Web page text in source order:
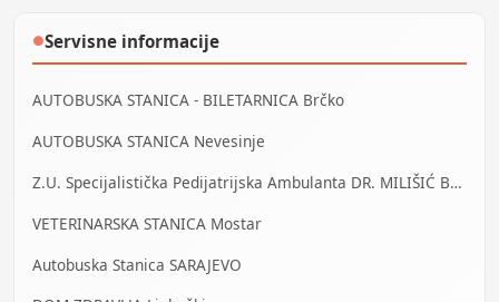
●Servisne informacije
AUTOBUSKA STANICA - BILETARNICA Brčko
AUTOBUSKA STANICA Nevesinje
Z.U. Specijalistička Pedijatrijska Ambulanta DR. MILIŠIĆ Banja Luka
VETERINARSKA STANICA Mostar
Autobuska Stanica SARAJEVO